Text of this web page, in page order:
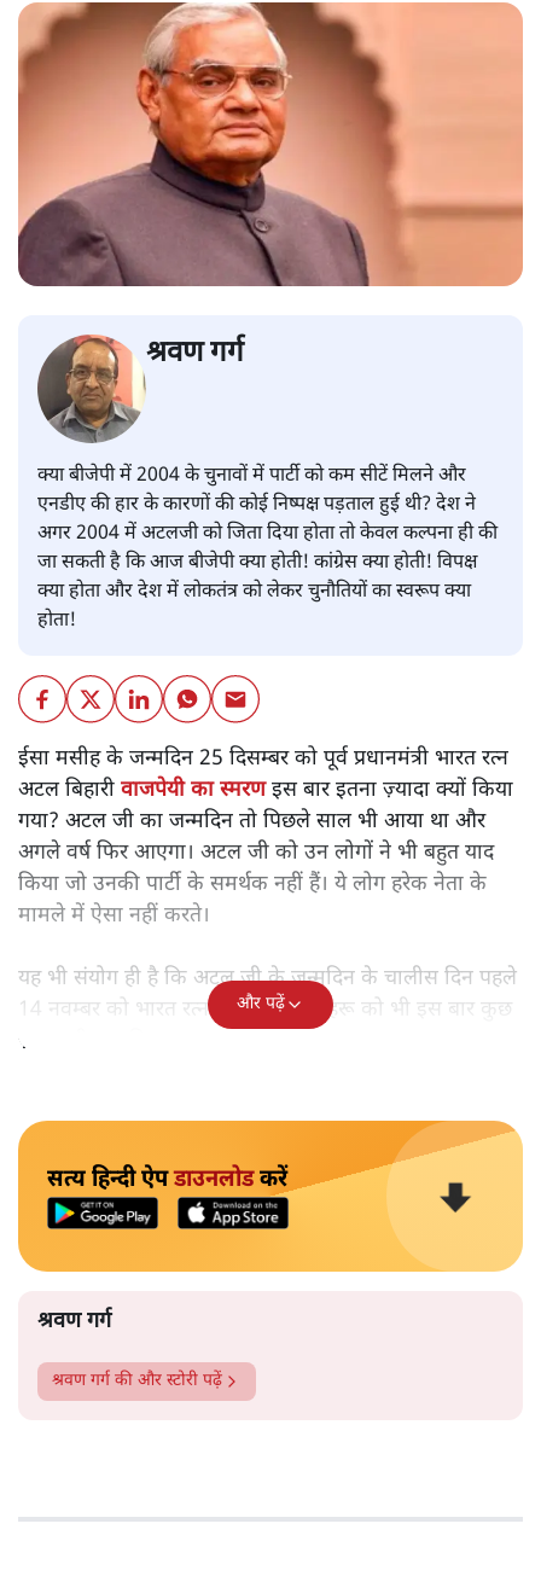
श्रवण गर्ग
क्या बीजेपी में 2004 के चुनावों में पार्टी को कम सीटें मिलने और
एनडीए की हार के कारणों की कोई निष्पक्ष पड़ताल हुई थी? देश ने
अगर 2004 में अटलजी को जिता दिया होता तो केवल कल्पना ही की
जा सकती है कि आज बीजेपी क्या होती! कांग्रेस क्या होती! विपक्ष
क्या होता और देश में लोकतंत्र को लेकर चुनौतियों का स्वरूप क्या
होता!
ईसा मसीह के जन्मदिन 25 दिसम्बर को पूर्व प्रधानमंत्री भारत रत्न
अटल बिहारी वाजपेयी का स्मरणइस बार इतना ज़्यादा क्यों किया
गया? अटल जी का जन्मदिन तो पिछले साल भी आया था और
अगले वर्ष फिर आएगा। अटल जी को उन लोगों ने भी बहुत याद
किया जो उनकी पार्टी के समर्थक नहीं हैं। ये लोग हरेक नेता के
मामले में ऐसा नहीं करते।
यह भी संयोग ही है कि अटल जी के जन्मदिन के चालीस दिन पहले
14 नवम्बर को भारत रत्न जवाहर लाल नेहरू को भी इस बार कुछ
ज़्यादा ही याद किया गया।
और पढ़ें
सत्य हिन्दी ऐपडाउनलोडकरें
श्रवण गर्ग
श्रवण गर्ग की और स्टोरी पढ़ें